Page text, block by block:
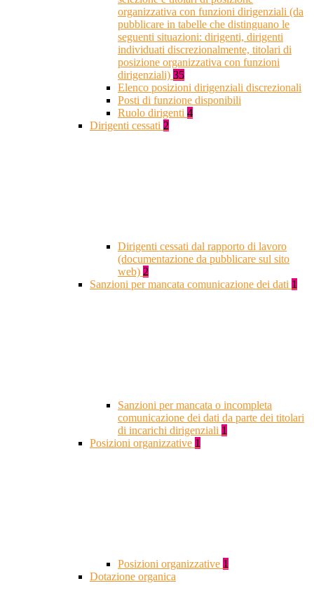
organizzativa con funzioni dirigenziali (da
pubblicare in tabelle che distinguano le
seguenti situazioni: dirigenti, dirigenti
individuati discrezionalmente, titolari di
posizione organizzativa con funzioni
dirigenziali) 35
Elenco posizioni dirigenziali discrezionali
Posti di funzione disponibili
Ruolo dirigenti 4
Dirigenti cessati 2
Dirigenti cessati dal rapporto di lavoro
(documentazione da pubblicare sul sito
web) 2
Sanzioni per mancata comunicazione dei dati 1
Sanzioni per mancata o incompleta
comunicazione dei dati da parte dei titolari
di incarichi dirigenziali 1
Posizioni organizzative 1
Posizioni organizzative 1
Dotazione organica